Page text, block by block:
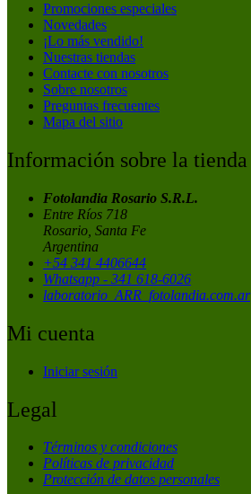
Promociones especiales
Novedades
¡Lo más vendido!
Nuestras tiendas
Contacte con nosotros
Sobre nosotros
Preguntas frecuentes
Mapa del sitio
Información sobre la tienda
Fotolandia Rosario S.R.L.
Entre Ríos 718
Rosario, Santa Fe
Argentina
+54 341 4406644
Whatsapp - 341 618-6026
laboratorio_ARR_fotolandia.com.ar
Mi cuenta
Iniciar sesión
Legal
Términos y condiciones
Políticas de privacidad
Protección de datos personales